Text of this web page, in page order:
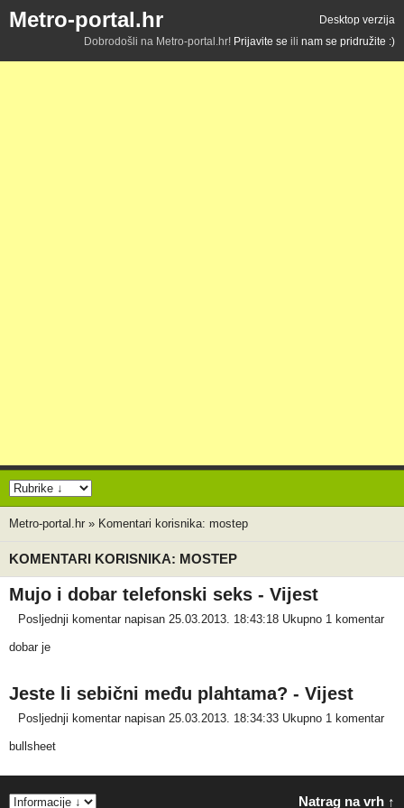
Metro-portal.hr
Desktop verzija
Dobrodošli na Metro-portal.hr! Prijavite se ili nam se pridružite :)
Metro-portal.hr » Komentari korisnika: mostep
KOMENTARI KORISNIKA: MOSTEP
Mujo i dobar telefonski seks - Vijest
Posljednji komentar napisan 25.03.2013. 18:43:18 Ukupno 1 komentar
dobar je
Jeste li sebični među plahtama? - Vijest
Posljednji komentar napisan 25.03.2013. 18:34:33 Ukupno 1 komentar
bullsheet
Natrag na vrh ↑